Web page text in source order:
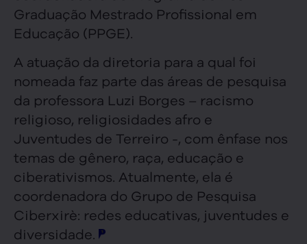
Graduação Mestrado Profissional em
Educação (PPGE).
A atuação da diretoria para a qual foi
nomeada faz parte das áreas de pesquisa
da professora Luzi Borges – racismo
religioso, religiosidades afro e
Juventudes de Terreiro -, com ênfase nos
temas de gênero, raça, educação e
ciberativismos. Atualmente, ela é
coordenadora do Grupo de Pesquisa
Ciberxirè: redes educativas, juventudes e
diversidade.